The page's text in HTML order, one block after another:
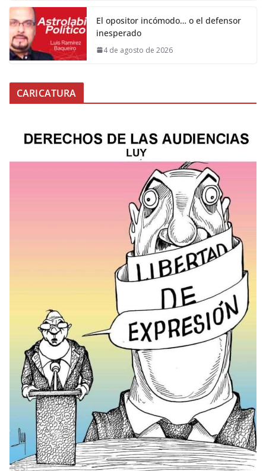
El opositor incómodo… o el defensor
inesperado
4 de agosto de 2026
CARICATURA